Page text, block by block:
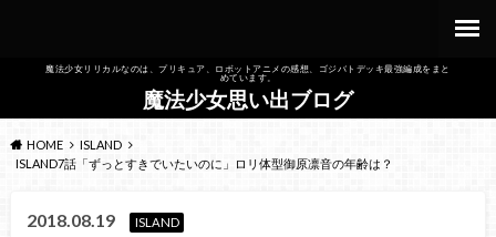
魔法少女リリカルなのは、プリキュア、ロボットアニメの感想、ゴジバトデッキ最強編成をまと
めています。
魔法少女思い出ブログ
HOME
ISLAND
ISLAND7話「ずっとすきでいたいのに」ロリ体型御原凛音の年齢は？
2018.08.19 ISLAND